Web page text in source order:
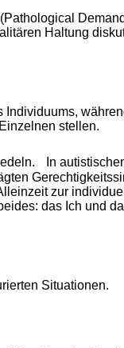
Haltung
stellen.
In
zur
das Ich und
Situationen.